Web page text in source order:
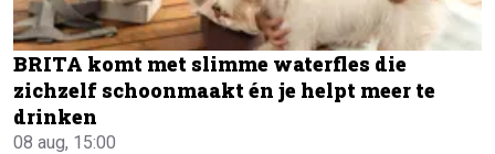
BRITA komt met slimme waterfles die
zichzelf schoonmaakt én je helpt meer te
drinken
08 aug, 15:00